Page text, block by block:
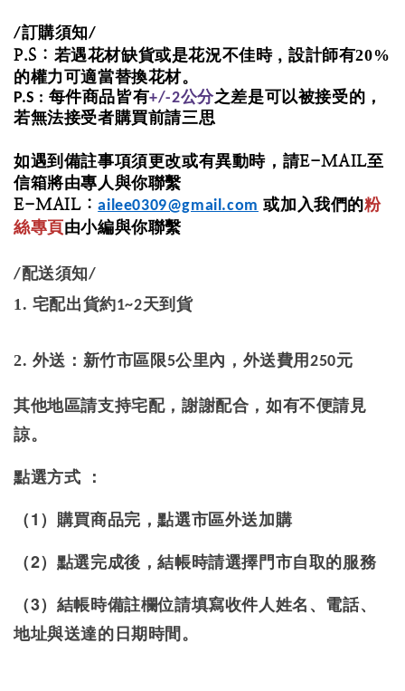
/訂購須知/
P.S : 若遇花材缺貨或是花況不佳時，設計師有20%
的權力可適當替換花材。
P.S : 每件商品皆有+/-2公分之差是可以被接受的，
若無法接受者購買前請三思
如遇到備註事項須更改或有異動時 ， 請E-MAIL至
信箱將由專人與你聯繫
E-MAIL :ailee0309@gmail.com 或加入我們的粉
絲專頁由小編與你聯繫
/配送須知/
1. 宅配出貨約1~2天到貨
2. 外送：新竹市區限5公里內，外送費用250元
其他地區請支持宅配，謝謝配合，如有不便請見
諒。
點選方式 ：
（1）購買商品完，點選市區外送加購
（2）點選完成後，結帳時請選擇門市自取的服務
（3）結帳時備註欄位請填寫收件人姓名、電話、
地址與送達的日期時間。